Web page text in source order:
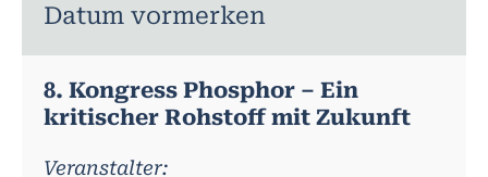
Datum vormerken
8. Kongress Phosphor – Ein
kritischer Rohstoff mit Zukunft
Veranstalter: